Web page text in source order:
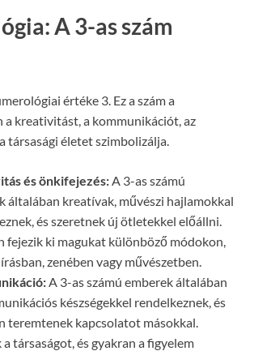
A 3-as szám
értéke 3. Ez a szám a
a kreativitást, a kommunikációt, az
társasági életet szimbolizálja.
és önkifejezés: A 3-as számú
általában kreatívak, művészi hajlamokkal
és szeretnek új ötletekkel előállni.
fejezik ki magukat különböző módokon,
zenében vagy művészetben.
A 3-as számú emberek általában
készségekkel rendelkeznek, és
teremtenek kapcsolatot másokkal.
a társaságot, és gyakran a figyelem